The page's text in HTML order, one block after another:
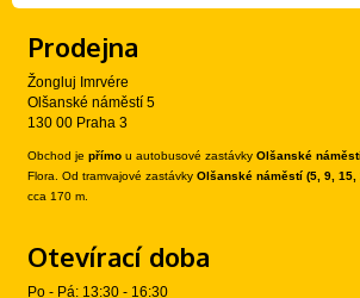
Prodejna
Žongluj Imrvére
Olšanské náměstí 5
130 00 Praha 3
Obchod je přímo u autobusové zastávky Olšanské
Flora. Od tramvajové zastávky Olšanské náměstí (5, 9, 15,
cca 170 m.
Otevírací doba
Po - Pá: 13:30 - 16:30